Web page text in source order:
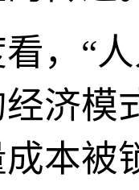
，“
济模
本被